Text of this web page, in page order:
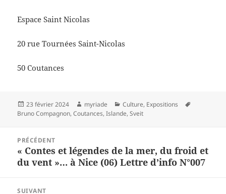
Espace Saint Nicolas
20 rue Tournées Saint-Nicolas
50 Coutances
Publié
le
23 février 2024 Auteur
myriade Catégories
Culture, Expositions
Bruno Compagnon,Coutances,Islande,Sveit
l’article
PRÉCÉDENT
Article
précédent :
« Contes et légendes de la mer, du froid et
du vent »… à Nice (06) Lettre d’info N°007
SUIVANT